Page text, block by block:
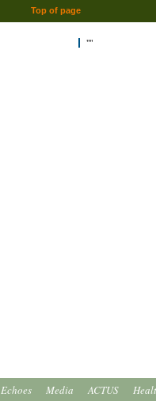
""
Echoes Media ACTUS
Top of page